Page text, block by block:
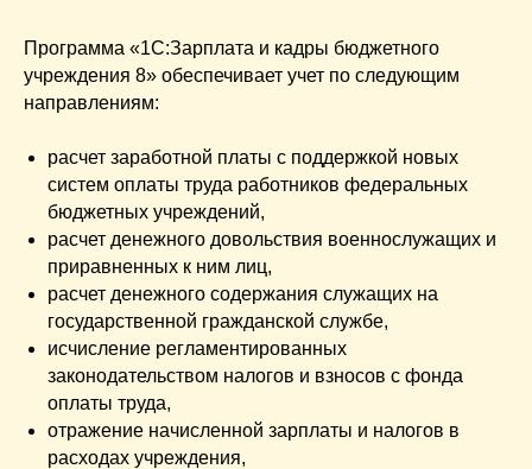
Программа «1С:Зарплата и кадры бюджетного
учреждения 8» обеспечивает учет по следующим
направлениям:
расчет заработной платы с поддержкой новых
систем оплаты труда работников федеральных
бюджетных учреждений,
расчет денежного довольствия военнослужащих и
приравненных к ним лиц,
расчет денежного содержания служащих на
государственной гражданской службе,
исчисление регламентированных
законодательством налогов и взносов с фонда
оплаты труда,
отражение начисленной зарплаты и налогов в
расходах учреждения,